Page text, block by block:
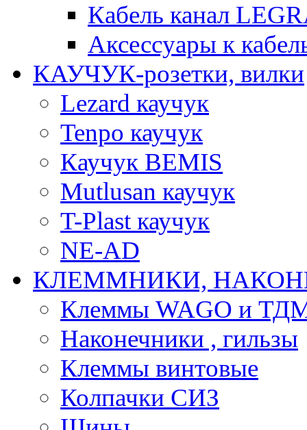
Кабель канал
Аксессуары к
КАУЧУК-розетки, вилки
Lezard каучук
Tenpo каучук
Каучук BEMIS
Mutlusan каучук
T-Plast каучук
NE-AD
КЛЕММНИКИ,
Клеммы WAGO и
Наконечники , гильзы
Клеммы винтовые
Колпачки СИЗ